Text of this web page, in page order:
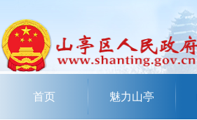
首页 魅力山亭